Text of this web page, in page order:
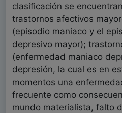
clasificación se
trastornos afectivos
(episodio maniaco y el
depresivo mayor);
(enfermedad maniaco
depresión, la cual es en
momentos una
frecuente como
mundo materialista, falto